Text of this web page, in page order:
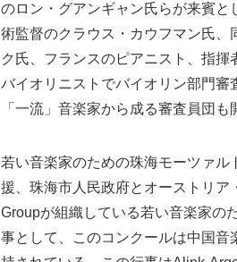
のロン・グアンギャン氏らが来賓
術監督のクラウス・カウフマン氏
ク氏、フランスのピアニスト、指
バイオリニストでバイオリン部門
「一流」音楽家から成る審査員団も
若い音楽家のための珠海モーツァ
援、珠海市人民政府とオーストリ
Groupが組織している若い音楽家の
事として、このコンクールは中国